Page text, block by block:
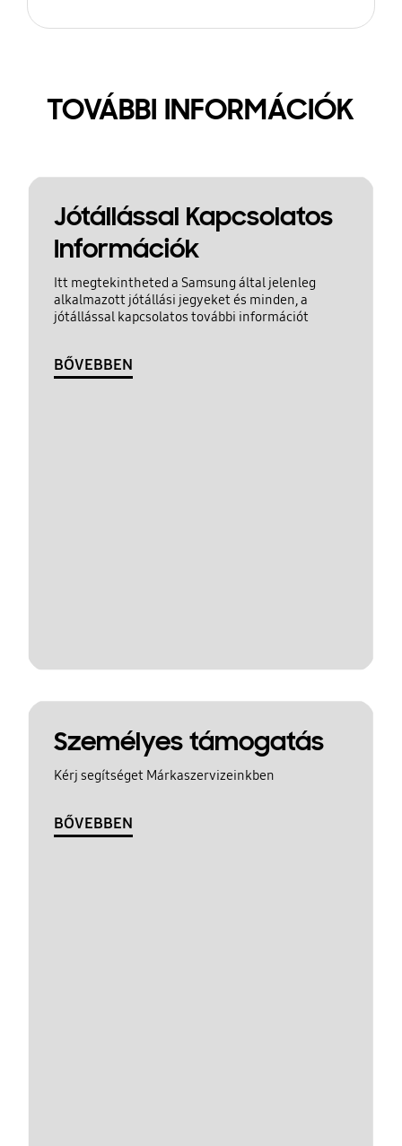
TOVÁBBI INFORMÁCIÓK
Jótállással Kapcsolatos
Információk
Itt megtekintheted a Samsung által jelenleg
alkalmazott jótállási jegyeket és minden, a
jótállással kapcsolatos további információt
BŐVEBBEN
Személyes támogatás
Kérj segítséget Márkaszervizeinkben
BŐVEBBEN